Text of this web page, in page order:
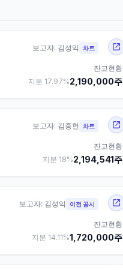
보고자: 김성익 차트
잔고현황
지분 17.97%2,190,000주
보고자: 김중헌 차트
잔고현황
지분 18%2,194,541주
보고자: 김성익 이전 공시
잔고현황
지분 14.11%1,720,000주